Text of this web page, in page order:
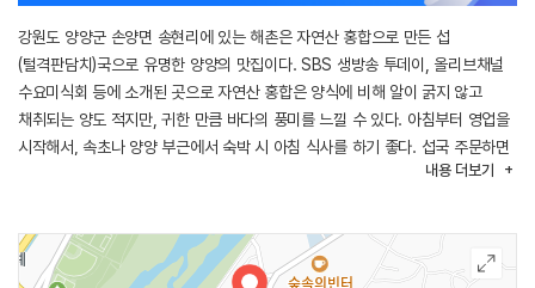
강원도 양양군 손양면 송현리에 있는 해촌은 자연산 홍합으로 만든 섭
(털격판담치)국으로 유명한 양양의 맛집이다. SBS 생방송 투데이, 올리브채널
수요미식회 등에 소개된 곳으로 자연산 홍합은 양식에 비해 알이 굵지 않고
채취되는 양도 적지만, 귀한 만큼 바다의 풍미를 느낄 수 있다. 아침부터 영업을
시작해서, 속초나 양양 부근에서 숙박 시 아침 식사를 하기 좋다. 섭국 주문하면
기본으로 나오는 반찬 중에 가자미구이가 이 집의 또 다른 별미이다.
해상날씨나 기타 사정에 의해 섭이 없을 때는 영업을 하지 않는다. 인근에
양양시장, 양양남대천, 중광정해수욕장 등이 있다.
내용 더보기